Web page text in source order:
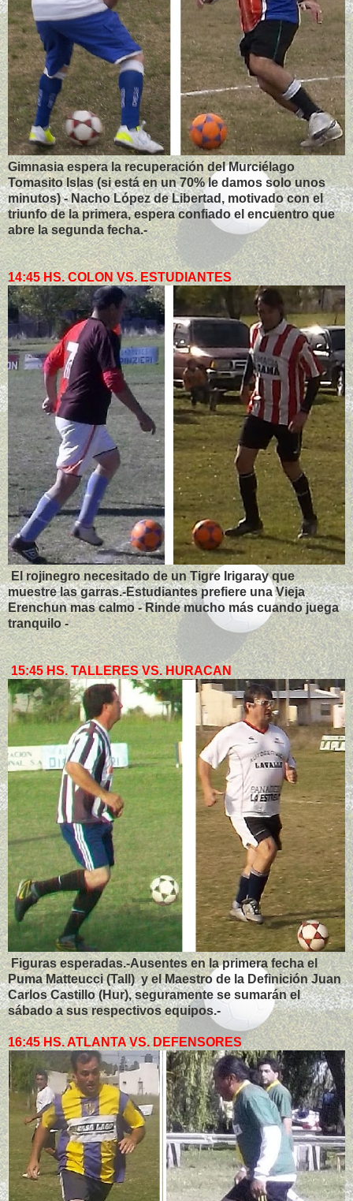
Gimnasia espera la recuperación del Murciélago
Tomasito Islas (si está en un 70% le damos solo unos
minutos) - Nacho López de Libertad, motivado con el
triunfo de la primera, espera confiado el encuentro que
abre la segunda fecha.-
14:45 HS. COLON VS. ESTUDIANTES
El rojinegro necesitado de un Tigre Irigaray que
muestre las garras.-Estudiantes prefiere una Vieja
Erenchun mas calmo - Rinde mucho más cuando juega
tranquilo -
15:45 HS. TALLERES VS. HURACAN
Figuras esperadas.-Ausentes en la primera fecha el
Puma Matteucci (Tall) y el Maestro de la Definición Juan
Carlos Castillo (Hur), seguramente se sumarán el
sábado a sus respectivos equipos.-
16:45 HS. ATLANTA VS. DEFENSORES